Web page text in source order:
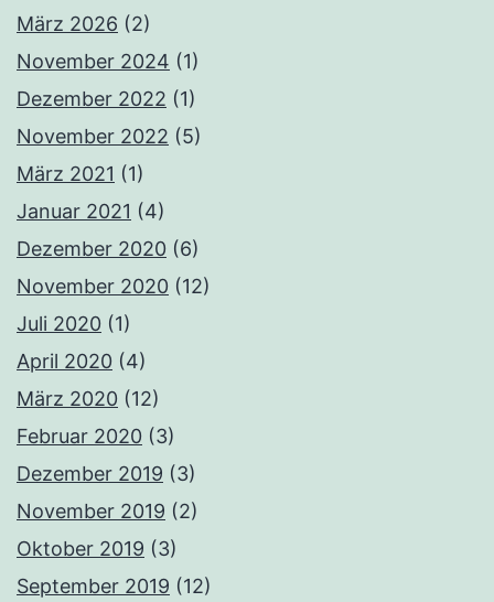
März 2026 (2)
November 2024 (1)
Dezember 2022 (1)
November 2022 (5)
März 2021 (1)
Januar 2021 (4)
Dezember 2020 (6)
November 2020 (12)
Juli 2020 (1)
April 2020 (4)
März 2020 (12)
Februar 2020 (3)
Dezember 2019 (3)
November 2019 (2)
Oktober 2019 (3)
September 2019 (12)